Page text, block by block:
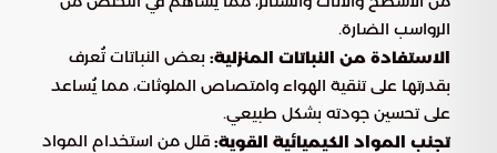
الرواسب الضارة.
الاستفادة من النباتات المنزلية: بعض النباتات تُعرف
بقدرتها على تنقية الهواء وامتصاص الملوثات، مما يُساعد
على تحسين جودته بشكل طبيعي.
تجنب المواد الكيميائية القوية: قلل من استخدام المواد